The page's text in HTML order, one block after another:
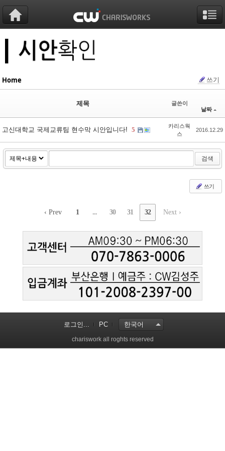
Home 쓰기
제목
글쓴이
날짜
고신대학교 국제교류팀 현수막 시안입니다! 5
카리스웍
스
2016.12.29
검색
쓰기
‹ Prev 1 ... 30 31 32 Next ›
로그인... PC 한국어
chariswork all roghts reserved